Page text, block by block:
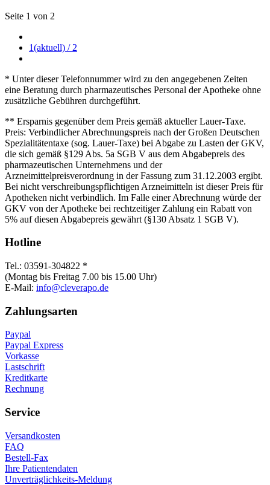
Seite 1 von 2
1(aktuell) / 2
* Unter dieser Telefonnummer wird zu den angegebenen Zeiten
eine Beratung durch pharmazeutisches Personal der Apotheke ohne
zusätzliche Gebühren durchgeführt.
** Ersparnis gegenüber dem Preis gemäß aktueller Lauer-Taxe.
Preis: Verbindlicher Abrechnungspreis nach der Großen Deutschen
Spezialitätentaxe (sog. Lauer-Taxe) bei Abgabe zu Lasten der GKV,
die sich gemäß §129 Abs. 5a SGB V aus dem Abgabepreis des
pharmazeutischen Unternehmens und der
Arzneimittelpreisverordnung in der Fassung zum 31.12.2003 ergibt.
Bei nicht verschreibungspflichtigen Arzneimitteln ist dieser Preis für
Apotheken nicht verbindlich. Im Falle einer Abrechnung würde der
GKV von der Apotheke bei rechtzeitiger Zahlung ein Rabatt von
5% auf diesen Abgabepreis gewährt (§130 Absatz 1 SGB V).
Hotline
Tel.: 03591-304822 *
(Montag bis Freitag 7.00 bis 15.00 Uhr)
E-Mail: info@cleverapo.de
Zahlungsarten
Paypal
Paypal Express
Vorkasse
Lastschrift
Kreditkarte
Rechnung
Service
Versandkosten
FAQ
Bestell-Fax
Ihre Patientendaten
Unverträglichkeits-Meldung